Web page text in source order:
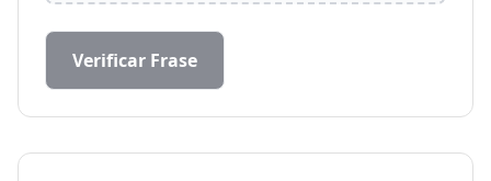
Verificar Frase